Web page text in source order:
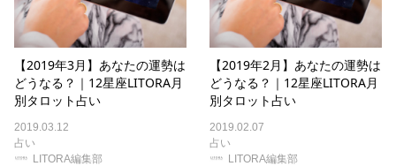
【2019年3月】あなたの運勢は
どうなる？｜12星座LITORA月
別タロット占い
2019.03.12
占い
LITORA編集部
【2019年2月】あなたの運勢は
どうなる？｜12星座LITORA月
別タロット占い
2019.02.07
占い
LITORA編集部